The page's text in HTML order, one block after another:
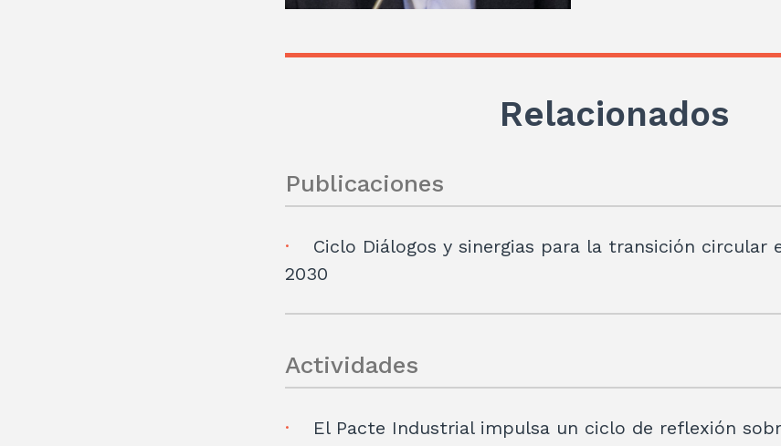
Relacionados
Publicaciones
Ciclo Diálogos y sinergias para la transición circular
2030
Actividades
El Pacte Industrial impulsa un ciclo de reflexión